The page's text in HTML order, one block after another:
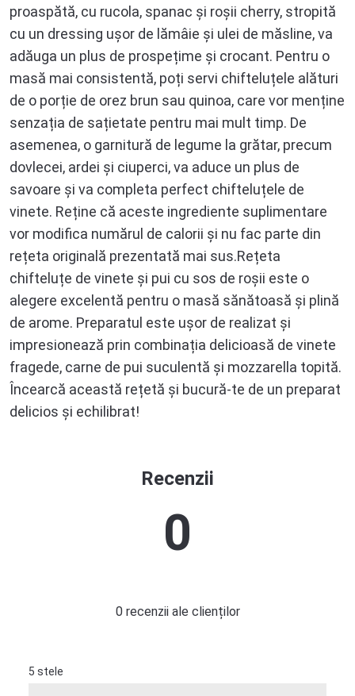
proaspătă, cu rucola, spanac și roșii cherry, stropită
cu un dressing ușor de lămâie și ulei de măsline, va
adăuga un plus de prospețime și crocant. Pentru o
masă mai consistentă, poți servi chifteluțele alături
de o porție de orez brun sau quinoa, care vor menține
senzația de sațietate pentru mai mult timp. De
asemenea, o garnitură de legume la grătar, precum
dovlecei, ardei și ciuperci, va aduce un plus de
savoare și va completa perfect chifteluțele de
vinete. Reține că aceste ingrediente suplimentare
vor modifica numărul de calorii și nu fac parte din
rețeta originală prezentată mai sus.Rețeta
chifteluțe de vinete și pui cu sos de roșii este o
alegere excelentă pentru o masă sănătoasă și plină
de arome. Preparatul este ușor de realizat și
impresionează prin combinația delicioasă de vinete
fragede, carne de pui suculentă și mozzarella topită.
Încearcă această rețetă și bucură-te de un preparat
delicios și echilibrat!
Recenzii
0
0 recenzii ale clienților
5 stele